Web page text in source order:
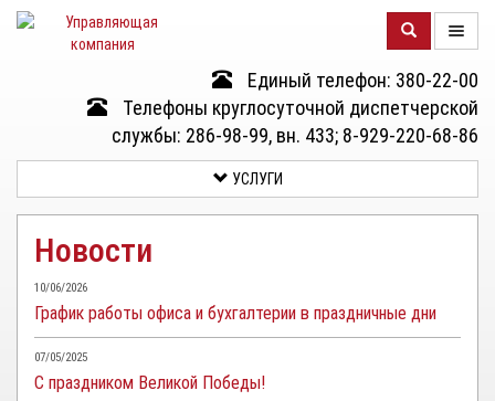
Единый телефон: 380-22-00
Телефоны круглосуточной диспетчерской
службы: 286-98-99, вн. 433; 8-929-220-68-86
КОМПАНИИ
УСЛУГИ
ДОКУМЕНТЫ
ОТЧЕТНОСТЬ
УСЛУГИ
Новости
10/06/2026
График работы офиса и бухгалтерии в праздничные дни
07/05/2025
С праздником Великой Победы!